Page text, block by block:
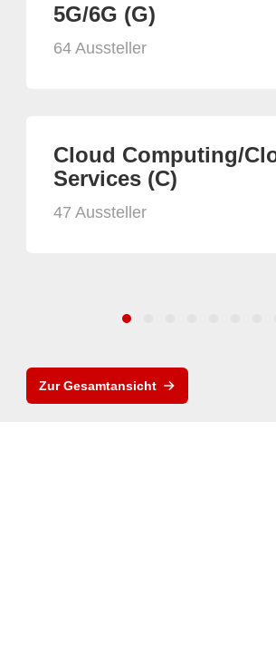
5G/6G (G)
64 Aussteller
Cloud Computing/
Services (C)
47 Aussteller
Zur Gesamtansicht